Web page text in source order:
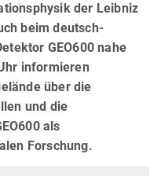
der Leibniz
beim deutsch-
GEO600 nahe
informieren
über die
und die
als
Forschung.